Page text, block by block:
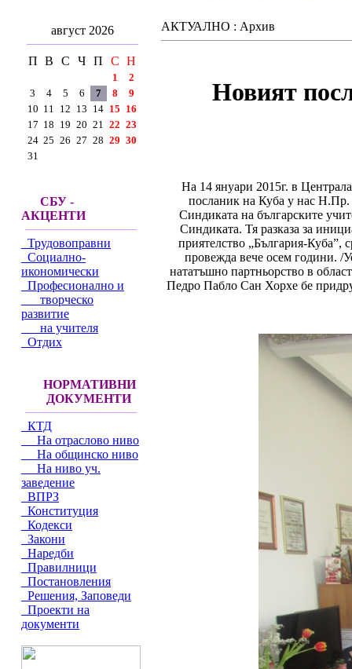
август 2026
П В С Ч П С Н
1
2
3
4 5 6 7 8
9
10 11 12 13 14 15 16
17 18 19 20 21 22 23
24 25 26 27 28 29 30
31
СБУ -
АКЦЕНТИ
Трудовоправни
Социално-
икономически
Професионално и
творческо
развитие
на учителя
Отдих
НОРМАТИВНИ
ДОКУМЕНТИ
КТД
На отраслово ниво
На общинско ниво
На ниво уч.
заведение
ВПРЗ
Конституция
Кодекси
Закони
Наредби
Правилници
Постановления
Решения, Заповеди
Проекти на
документи
АКТУАЛНО : Архив
Новият
На 14 януари 2015г. в
посланик на Куба у нас
Синдиката на българските
Синдиката. Тя разказа за
приятелство „България-Куба”,
провежда вече осем години. /
нататъшно партньорство в
Педро Пабло Сан Хорхе бе